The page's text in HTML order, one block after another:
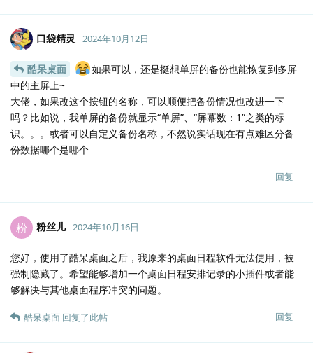
口袋精灵 2024年10月12日
酷呆桌面
如果可以，还是挺想单屏的备份也能恢复到多屏
中的主屏上~
大佬，如果改这个按钮的名称，可以顺便把备份情况也改进一下
吗？比如说，我单屏的备份就显示“单屏”、“屏幕数：1”之类的标
识。。。或者可以自定义备份名称，不然说实话现在有点难区分备
份数据哪个是哪个
回复
粉 粉丝儿 2024年10月16日
您好，使用了酷呆桌面之后，我原来的桌面日程软件无法使用，被
强制隐藏了。希望能够增加一个桌面日程安排记录的小插件或者能
够解决与其他桌面程序冲突的问题。
回复
酷呆桌面 回复了此帖